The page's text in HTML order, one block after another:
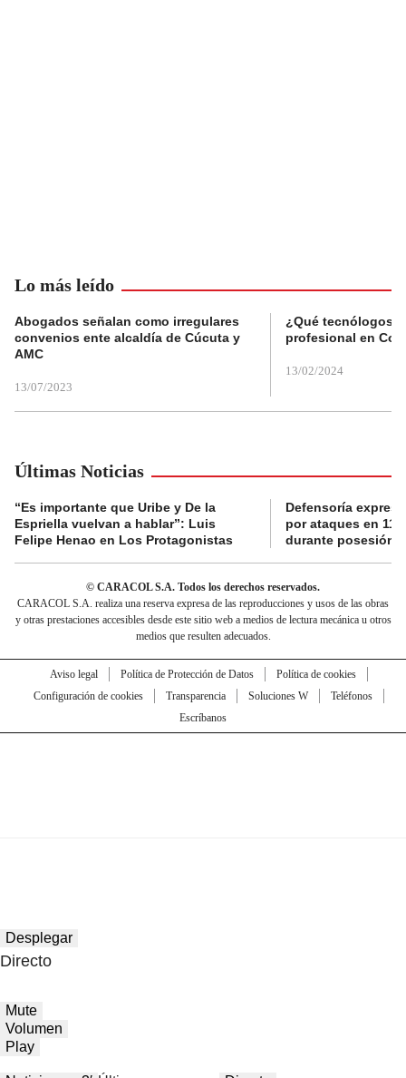
Lo más leído
Abogados señalan como irregulares
convenios ente alcaldía de Cúcuta y
AMC
13/07/2023
¿Qué tecnólogos
profesional en
13/02/2024
Últimas Noticias
“Es importante que Uribe y De la
Espriella vuelvan a hablar”: Luis
Felipe Henao en Los Protagonistas
Defensoría
por ataques en 11
durante posesión
© CARACOL S.A. Todos los derechos reservados.
CARACOL S.A. realiza una reserva expresa de las reproducciones y usos de las obras
y otras prestaciones accesibles desde este sitio web a medios de lectura mecánica u otros
medios que resulten adecuados.
Aviso legal Política de Protección de Datos
Política de cookies
Configuración de cookies
Transparencia Soluciones W
Teléfonos
Escríbanos
Desplegar
Directo
Mute
Volumen
Play